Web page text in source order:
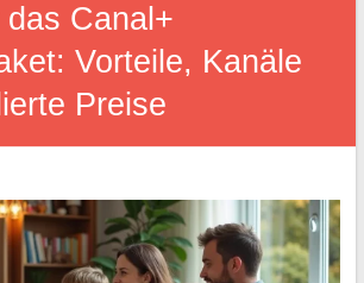
Canal+
Vorteile, Kanäle
Preise